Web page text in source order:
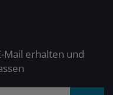
Mail erhalten und